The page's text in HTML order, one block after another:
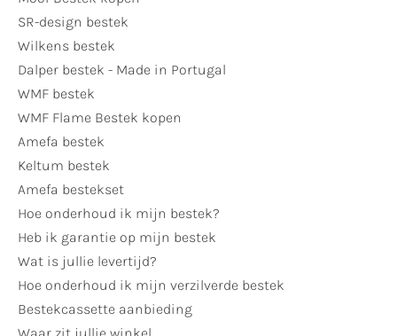
SR-design bestek
Wilkens bestek
Dalper bestek - Made in Portugal
WMF bestek
WMF Flame Bestek kopen
Amefa bestek
Keltum bestek
Amefa bestekset
Hoe onderhoud ik mijn bestek?
Heb ik garantie op mijn bestek
Wat is jullie levertijd?
Hoe onderhoud ik mijn verzilverde bestek
Bestekcassette aanbieding
Waar zit jullie winkel